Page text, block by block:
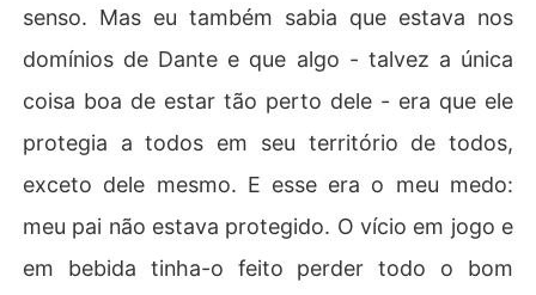
senso. Mas eu também sabia que estava nos
domínios de Dante e que algo - talvez a única
coisa boa de estar tão perto dele - era que ele
protegia a todos em seu território de todos,
exceto dele mesmo. E esse era o meu medo:
meu pai não estava protegido. O vício em jogo e
em bebida tinha-o feito perder todo o bom